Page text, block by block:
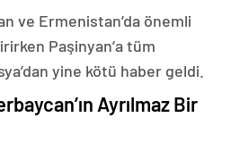
ve Ermenistan’da önemli
Paşinyan’a tüm
yine kötü haber geldi.
Ayrılmaz Bir